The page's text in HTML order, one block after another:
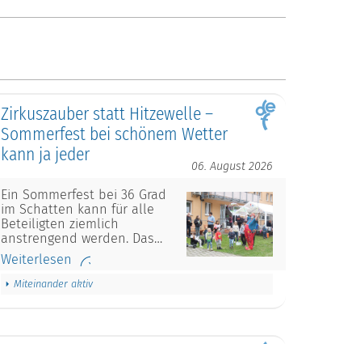
Zirkuszauber statt Hitzewelle –
Sommerfest bei schönem Wetter
kann ja jeder
06. August 2026
Ein Sommerfest bei 36 Grad
im Schatten kann für alle
Beteiligten ziemlich
anstrengend werden. Das…
Weiterlesen
Miteinander aktiv